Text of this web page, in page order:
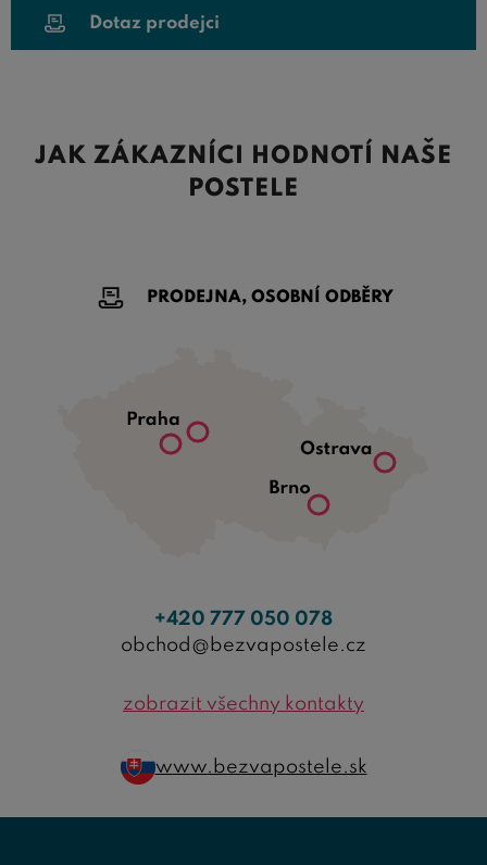
Dotaz prodejci
JAK ZÁKAZNÍCI HODNOTÍ NAŠE
POSTELE
PRODEJNA, OSOBNÍ ODBĚRY
+420 777 050 078
obchod@bezvapostele.cz
zobrazit všechny kontakty
www.bezvapostele.sk